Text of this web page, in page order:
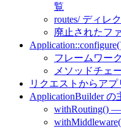
覧
routes/ ディレ
廃止されたフ
フレームワー
メソッドチェ
リクエストからア
ApplicationBuilder の
withRouting()